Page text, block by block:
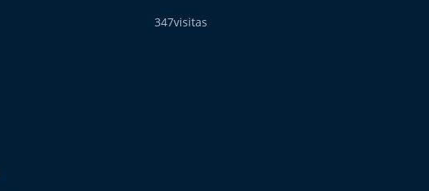
347visitas